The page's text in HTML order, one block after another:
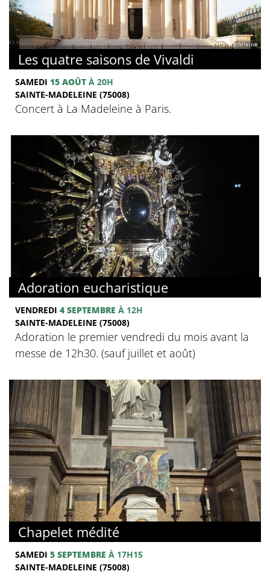
© La Madeleine
Les quatre saisons de Vivaldi
SAMEDI 15 AOÛT À 20H
SAINTE-MADELEINE (75008)
Concert à La Madeleine à Paris.
Adoration eucharistique
VENDREDI 4 SEPTEMBRE À 12H
SAINTE-MADELEINE (75008)
Adoration le premier vendredi du mois avant la
messe de 12h30. (sauf juillet et août)
Chapelet médité
SAMEDI 5 SEPTEMBRE À 17H15
SAINTE-MADELEINE (75008)